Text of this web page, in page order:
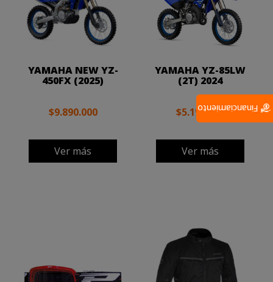
YAMAHA NEW YZ-
450FX (2025)
$9.890.000
Ver más
YAMAHA YZ-85LW
(2T) 2024
$5.190.000
Ver más
Financiamiento